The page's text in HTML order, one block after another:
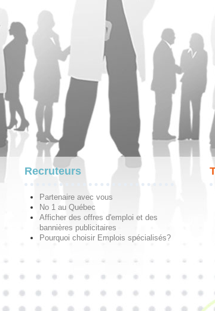
Recruteurs
Partenaire avec vous
No 1 au Québec
Afficher des offres d'emploi et des
bannières publicitaires
Pourquoi choisir Emplois spécialisés?